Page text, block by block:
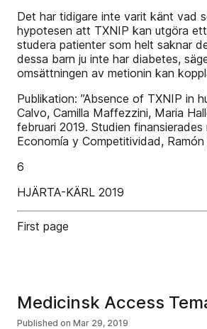
Det har tidigare inte varit känt vad
hypotesen att TXNIP kan utgöra
studera patienter som helt saknar
dessa barn ju inte har diabetes,
omsättningen av metionin kan
Publikation: ”Absence of TXNIP in
Calvo, Camilla Maffezzini, Maria
februari 2019. Studien
Economía y Competitividad,
6
HJÄRTA-KÄRL 2019
First page
Medicinsk Access
Published on Mar 29, 2019